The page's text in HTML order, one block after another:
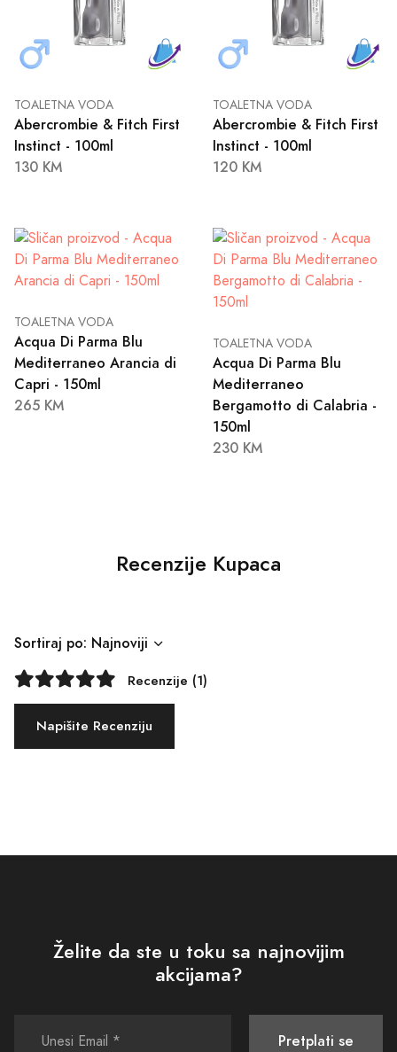
TOALETNA VODA
Abercrombie & Fitch First
Instinct - 100ml
130 KM
TOALETNA VODA
Abercrombie & Fitch First
Instinct - 100ml
120 KM
TOALETNA VODA
Acqua Di Parma Blu
Mediterraneo Arancia di
Capri - 150ml
265 KM
TOALETNA VODA
Acqua Di Parma Blu
Mediterraneo
Bergamotto di Calabria -
150ml
230 KM
Recenzije Kupaca
Sortiraj po: Najnoviji
Recenzije (1)
Napišite Recenziju
Želite da ste u toku sa najnovijim
akcijama?
Pretplati se